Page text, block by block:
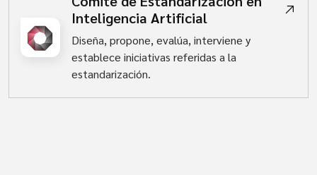
Inteligencia Artificial
Diseña, propone, evalúa, interviene y
establece iniciativas referidas a la
estandarización.